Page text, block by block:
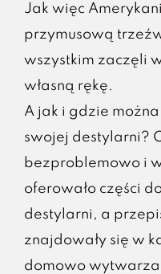
Jak więc
przymusową
wszystkim zaczęli
własną rękę.
A jak i gdzie
swojej destylarni?
bezproblemowo i
oferowało części
destylarni, a
znajdowały się w
domowo